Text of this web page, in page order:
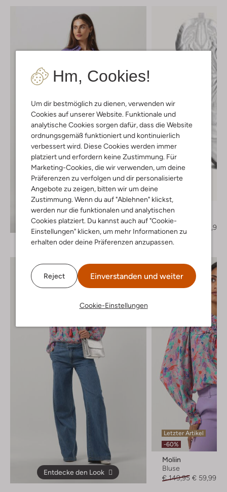
Hm, Cookies!
Um dir bestmöglich zu dienen, verwenden wir
Cookies auf unserer Website. Funktionale und
analytische Cookies sorgen dafür, dass die Website
ordnungsgemäß funktioniert und kontinuierlich
verbessert wird. Diese Cookies werden immer
platziert und erfordern keine Zustimmung. Für
Marketing-Cookies, die wir verwenden, um deine
Präferenzen zu verfolgen und dir personalisierte
Angebote zu zeigen, bitten wir um deine
Zustimmung. Wenn du auf "Ablehnen" klickst,
werden nur die funktionalen und analytischen
Cookies platziert. Du kannst auch auf "Cookie-
Einstellungen" klicken, um mehr Informationen zu
erhalten oder deine Präferenzen anzupassen.
Reject Einverstanden und weiter
Cookie-Einstellungen
Entdecke den Look
Letzter Artikel
Bronx
Cowboystiefel
€ 188,95
Entdecke den Look
Letzter Artikel
-60%
Moliin
Bluse
€ 149,95 € 59,99